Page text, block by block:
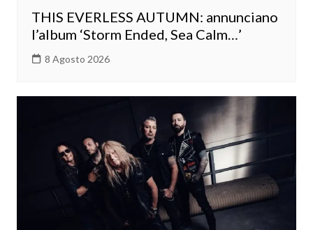
THIS EVERLESS AUTUMN: annunciano
l’album ‘Storm Ended, Sea Calm…’
8 Agosto 2026